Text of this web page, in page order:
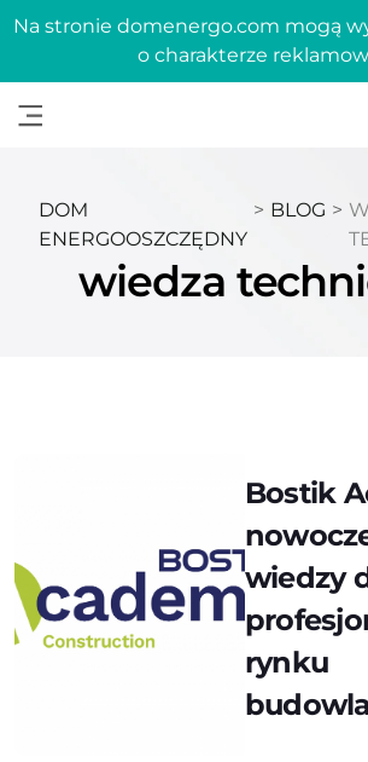
Na stronie domenergo.com mogą
o charakterze
DOM
ENERGOOSZCZĘDNY
> BLOG >
wiedza
Bostik
wiedzy
rynku